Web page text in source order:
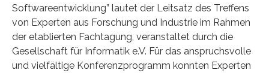
Softwareentwicklung” lautet der Leitsatz des Treffens
von Experten aus Forschung und Industrie im Rahmen
der etablierten Fachtagung, veranstaltet durch die
Gesellschaft für Informatik e.V. Für das anspruchsvolle
und vielfältige Konferenzprogramm konnten Experten